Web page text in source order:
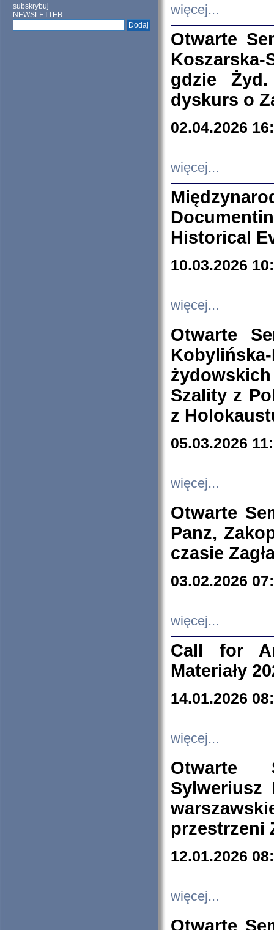
subskrybuj
NEWSLETTER
więcej...
Otwarte
Koszarska-
gdzie
dyskurs o
02.04.2026
więcej...
Historical
10.03.2026
więcej...
Otwarte
Szality z
z
05.03.2026
więcej...
Otwarte
Panz,
czasie
03.02.2026
więcej...
Call for
Materiały
14.01.2026
więcej...
Otwarte
Sylweriusz
przestrzeni
12.01.2026
więcej...
Otwarte